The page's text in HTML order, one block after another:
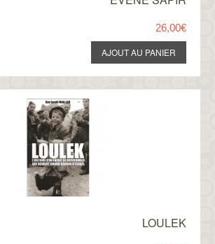
26,00€
LOULEK